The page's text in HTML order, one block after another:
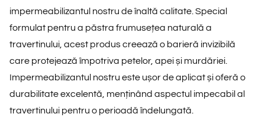
impermeabilizantul nostru de înaltă calitate. Special
formulat pentru a păstra frumusețea naturală a
travertinului, acest produs creează o barieră invizibilă
care protejează împotriva petelor, apei și murdăriei.
Impermeabilizantul nostru este ușor de aplicat și oferă o
durabilitate excelentă, menținând aspectul impecabil al
travertinului pentru o perioadă îndelungată.